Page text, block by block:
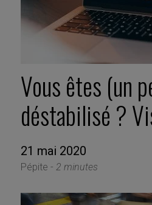
Vous êtes (un
déstabilisé ?
21 mai 2020
Pépite - 2 minutes